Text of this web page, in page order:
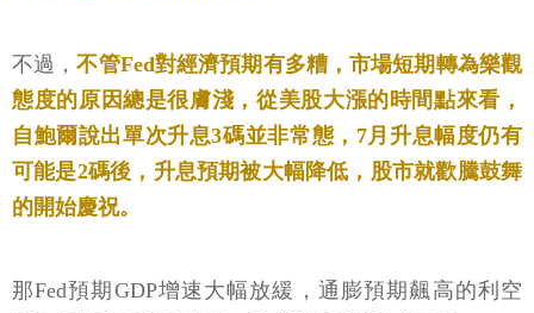
不過，不管Fed對經濟預期有多糟，市場短期轉為樂觀
態度的原因總是很膚淺，從美股大漲的時間點來看，
自鮑爾說出單次升息3碼並非常態，7月升息幅度仍有
可能是2碼後，升息預期被大幅降低，股市就歡騰鼓舞
的開始慶祝。
那Fed預期GDP增速大幅放緩，通膨預期飆高的利空